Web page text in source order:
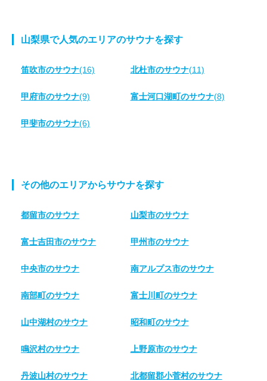
山梨県で人気のエリアのサウナを探す
笛吹市のサウナ(16) 北杜市のサウナ(11)
甲府市のサウナ(9) 富士河口湖町のサウナ(8)
甲斐市のサウナ(6)
その他のエリアからサウナを探す
都留市のサウナ 山梨市のサウナ
富士吉田市のサウナ 甲州市のサウナ
中央市のサウナ 南アルプス市のサウナ
南部町のサウナ 富士川町のサウナ
山中湖村のサウナ 昭和町のサウナ
鳴沢村のサウナ 上野原市のサウナ
丹波山村のサウナ 北都留郡小菅村のサウナ